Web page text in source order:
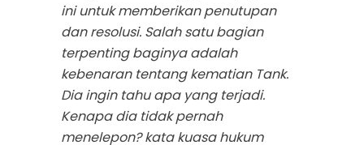
ini untuk memberikan penutupan
dan resolusi. Salah satu bagian
terpenting baginya adalah
kebenaran tentang kematian Tank.
Dia ingin tahu apa yang terjadi.
Kenapa dia tidak pernah
menelepon? kata kuasa hukum